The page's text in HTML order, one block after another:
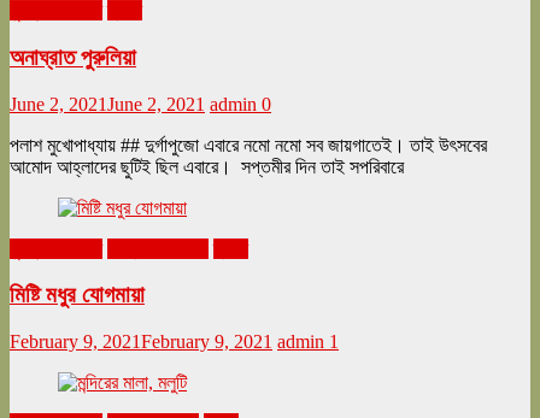
অনাঘ্রাত পুরুলিয়া
June 2, 2021June 2, 2021 admin 0
পলাশ মুখোপাধ্যায় ## দুর্গাপুজো এবারে নমো নমো সব জায়গাতেই। তাই উৎসবের
আমোদ আহ্লাদের ছুটিই ছিল এবারে। সপ্তমীর দিন তাই সপরিবারে
মিষ্টি মধুর যোগমায়া
February 9, 2021February 9, 2021 admin 1